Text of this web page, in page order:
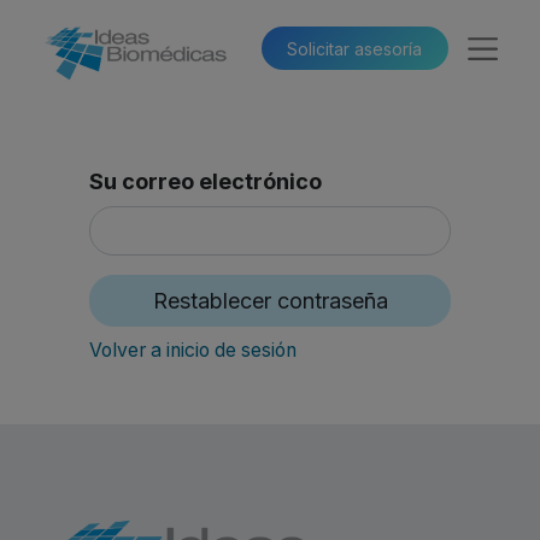
Solicitar asesoría​​
Su correo electrónico
Restablecer contraseña
Volver a inicio de sesión